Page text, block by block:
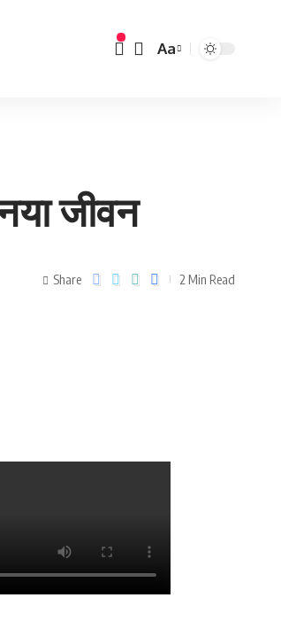
Aa
जीवन
Share 2 Min Read